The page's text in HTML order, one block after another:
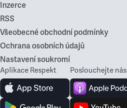
Inzerce
RSS
Všeobecné obchodní podmínky
Ochrana osobních údajů
Nastavení soukromí
Aplikace Respekt Poslouchejte nás